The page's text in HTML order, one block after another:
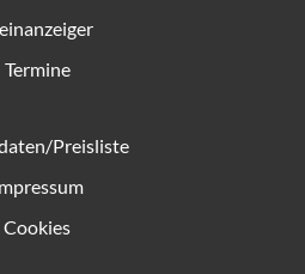
Termine
Preisliste
Cookies